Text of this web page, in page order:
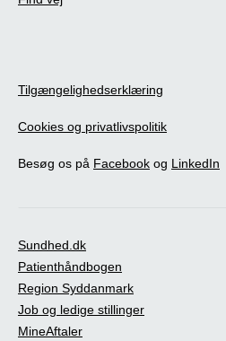
Tilgængelighedserklæring
Cookies og privatlivspolitik
Besøg os på Facebook og LinkedIn
Sundhed.dk
Patienthåndbogen
Region Syddanmark
Job og ledige stillinger
MineAftaler